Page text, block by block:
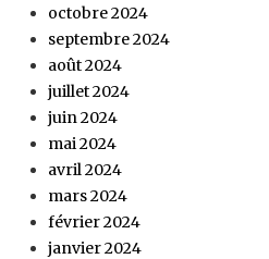
octobre 2024
septembre 2024
août 2024
juillet 2024
juin 2024
mai 2024
avril 2024
mars 2024
février 2024
janvier 2024